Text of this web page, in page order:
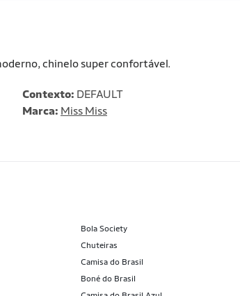
chinelo super confortável.
Contexto: DEFAULT
Marca: Miss Miss
Bola Society
Chuteiras
Camisa do Brasil
Boné do Brasil